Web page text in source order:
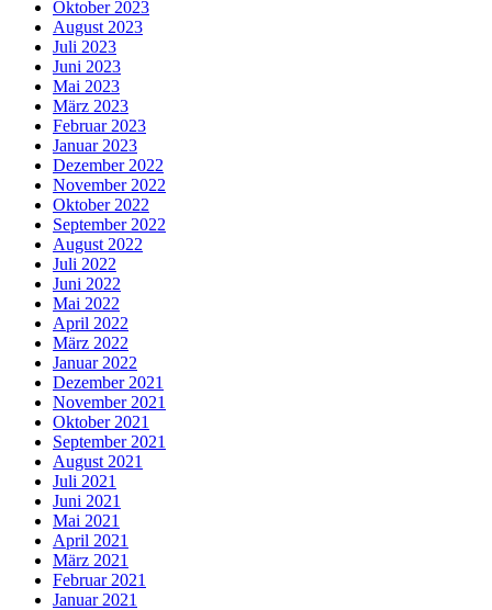
Oktober 2023
August 2023
Juli 2023
Juni 2023
Mai 2023
März 2023
Februar 2023
Januar 2023
Dezember 2022
November 2022
Oktober 2022
September 2022
August 2022
Juli 2022
Juni 2022
Mai 2022
April 2022
März 2022
Januar 2022
Dezember 2021
November 2021
Oktober 2021
September 2021
August 2021
Juli 2021
Juni 2021
Mai 2021
April 2021
März 2021
Februar 2021
Januar 2021